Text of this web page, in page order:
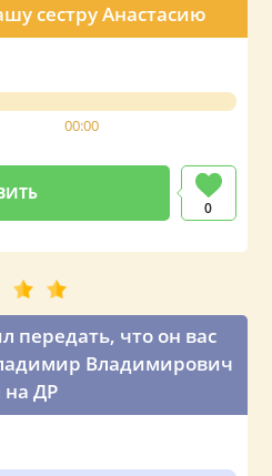
сестру Анастасию
00:00
0
передать, что он вас
Владимирович
ДР